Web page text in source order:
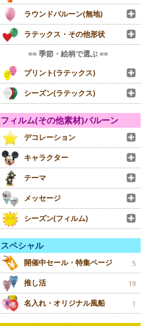
ラウンドバルーン(無地)
ラテックス・その他形状
== 季節・絵柄で選ぶ ==
プリント(ラテックス)
シーズン(ラテックス)
フィルム(その他素材)バルーン
デコレーション
キャラクター
テーマ
メッセージ
シーズン(フィルム)
スペシャル
開催中セール・特集ページ 5
推し活 19
名入れ・オリジナル風船 1